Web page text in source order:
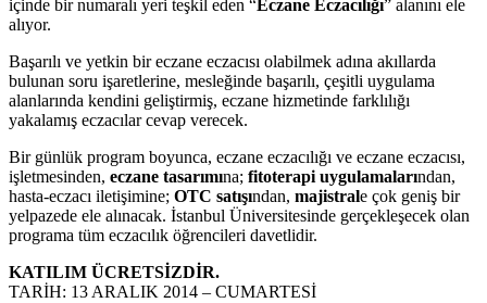
içinde bir numaralı yeri teşkil eden “Eczane Eczacılığı” alanını ele
alıyor.
Başarılı ve yetkin bir eczane eczacısı olabilmek adına akıllarda
bulunan soru işaretlerine, mesleğinde başarılı, çeşitli uygulama
alanlarında kendini geliştirmiş, eczane hizmetinde farklılığı
yakalamış eczacılar cevap verecek.
Bir günlük program boyunca, eczane eczacılığı ve eczane eczacısı,
işletmesinden, eczane tasarımına; fitoterapi uygulamalarından,
hasta-eczacı iletişimine; OTC satışından, majistrale çok geniş bir
yelpazede ele alınacak. İstanbul Üniversitesinde gerçekleşecek olan
programa tüm eczacılık öğrencileri davetlidir.
KATILIM ÜCRETSİZDİR.
TARİH: 13 ARALIK 2014 – CUMARTESİ